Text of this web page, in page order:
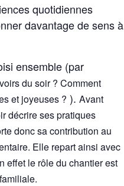
quotidiennes
davantage de sens à
ensemble (par
du soir ? Comment
et joyeuses ? ). Avant
décrire ses pratiques
donc sa contribution au
Elle repart ainsi avec
effet le rôle du chantier est